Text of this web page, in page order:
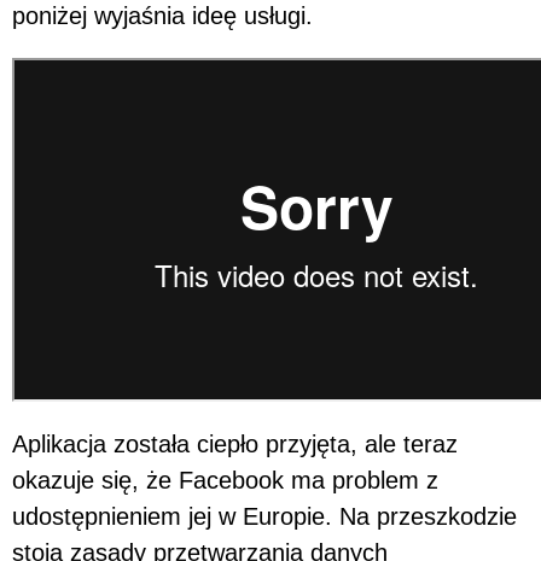
poniżej wyjaśnia ideę usługi.
Aplikacja została ciepło przyjęta, ale teraz
okazuje się, że Facebook ma problem z
udostępnieniem jej w Europie. Na przeszkodzie
stoją zasady przetwarzania danych